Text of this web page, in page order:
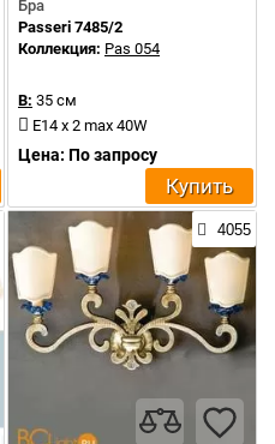
Бра
Passeri 7485/2
Коллекция: Pas 054
В: 35 см
E14 x 2 max 40W
Цена: По запросу
Купить
4055